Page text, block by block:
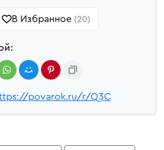
В Избранное (20)
povarok.ru/r/Q3C